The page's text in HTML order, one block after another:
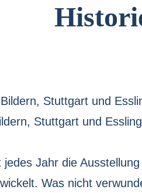
Stuttgart und
Jahr die
Was nicht